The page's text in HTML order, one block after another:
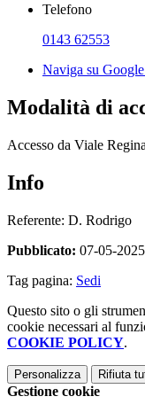
Telefono
0143 62553
Naviga su
Modalità di
Accesso da Viale
Info
Referente: D. Rodrigo
Pubblicato: 07-05-
Tag pagina: Sedi
Questo sito o gli
cookie necessari al
COOKIE POLICY.
Personalizza Rifiuta
Gestione cookie